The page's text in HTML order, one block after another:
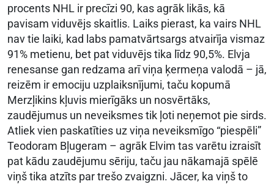
procents NHL ir precīzi 90, kas agrāk likās, kā
pavisam viduvējs skaitlis. Laiks pierast, ka vairs NHL
nav tie laiki, kad labs pamatvārtsargs atvairīja vismaz
91% metienu, bet pat viduvējs tika līdz 90,5%. Elvja
renesanse gan redzama arī viņa ķermeņa valodā – jā,
reizēm ir emociju uzplaiksnījumi, taču kopumā
Merzļikins kļuvis mierīgāks un nosvērtāks,
zaudējumus un neveiksmes tik ļoti neņemot pie sirds.
Atliek vien paskatīties uz viņa neveiksmīgo “piespēli”
Teodoram Bļugeram – agrāk Elvim tas varētu izraisīt
pat kādu zaudējumu sēriju, taču jau nākamajā spēlē
viņš tika atzīts par trešo zvaigzni. Jācer, ka viņš to